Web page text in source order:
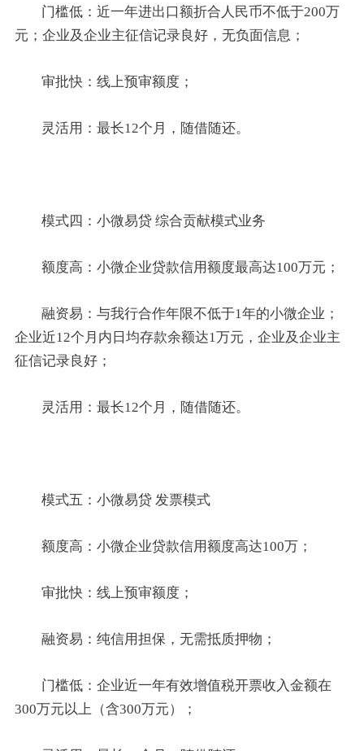
门槛低：近一年进出口额折合人民币不低于200万
元；企业及企业主征信记录良好，无负面信息；
审批快：线上预审额度；
灵活用：最长12个月，随借随还。
模式四：小微易贷 综合贡献模式业务
额度高：小微企业贷款信用额度最高达100万元；
融资易：与我行合作年限不低于1年的小微企业；
企业近12个月内日均存款余额达1万元，企业及企业主
征信记录良好；
灵活用：最长12个月，随借随还。
模式五：小微易贷 发票模式
额度高：小微企业贷款信用额度高达100万；
审批快：线上预审额度；
融资易：纯信用担保，无需抵质押物；
门槛低：企业近一年有效增值税开票收入金额在
300万元以上（含300万元）；